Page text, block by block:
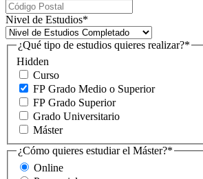
Nivel de Estudios*
Hidden
¿Qué tipo de estudios quieres realizar?*
Curso
FP Grado Medio o Superior
FP Grado Superior
Grado Universitario
Máster
¿Cómo quieres estudiar el Máster?*
Online